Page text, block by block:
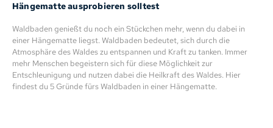
Hängematte ausprobieren solltest
Waldbaden genießt du noch ein Stückchen mehr, wenn du dabei in
einer Hängematte liegst. Waldbaden bedeutet, sich durch die
Atmosphäre des Waldes zu entspannen und Kraft zu tanken. Immer
mehr Menschen begeistern sich für diese Möglichkeit zur
Entschleunigung und nutzen dabei die Heilkraft des Waldes. Hier
findest du 5 Gründe fürs Waldbaden in einer Hängematte.